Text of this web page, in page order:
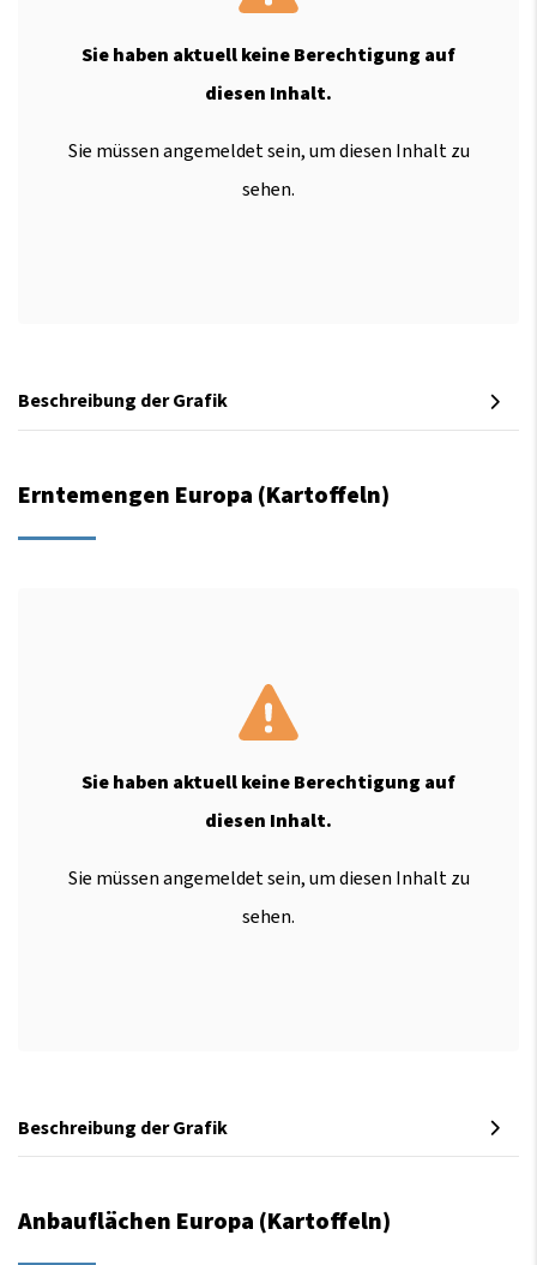
Sie haben aktuell keine Berechtigung auf
diesen Inhalt.
Sie müssen angemeldet sein, um diesen Inhalt zu
sehen.
Beschreibung der Grafik
Erntemengen Europa (Kartoffeln)
Sie haben aktuell keine Berechtigung auf
diesen Inhalt.
Sie müssen angemeldet sein, um diesen Inhalt zu
sehen.
Beschreibung der Grafik
Anbauflächen Europa (Kartoffeln)